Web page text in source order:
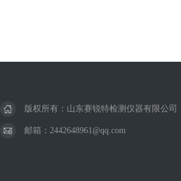
版权所有：山东赛锐特检测仪器有限公司
邮箱：2442648961@qq.com